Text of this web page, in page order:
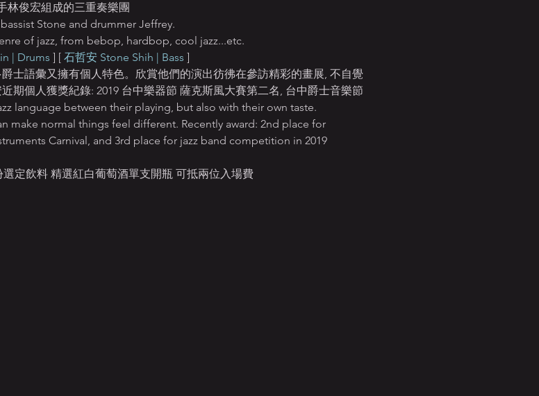
林俊宏組成的三重奏樂團
Stone and drummer Jeffrey.
of jazz, from bebop, hardbop, cool jazz...etc.
| Drums ] [ 石哲安 Stone Shih | Bass ]
士語彙又擁有個人特色。欣賞他們的演出彷彿在參訪精彩的畫展, 不自覺
期個人獲獎紀錄: 2019 台中樂器節 薩克斯風大賽第二名, 台中爵士音樂節
language between their playing, but also with their own taste.
make normal things feel different. Recently award: 2nd place for
Carnival, and 3rd place for jazz band competition in 2019
選定飲料 精選紅白葡萄酒單支開瓶 可抵兩位入場費